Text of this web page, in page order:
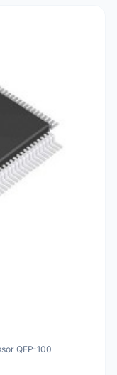
QFP-100